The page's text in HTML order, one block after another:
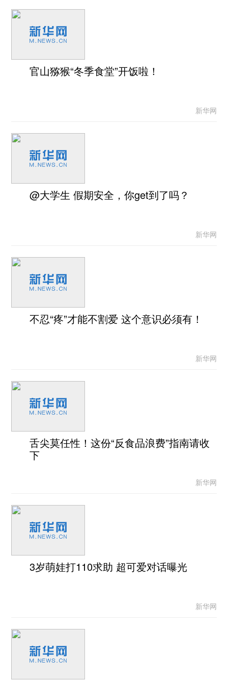
官山猕猴“冬季食堂”开饭啦！
新华网
@大学生 假期安全，你get到了吗？
新华网
不忍“疼”才能不割爱 这个意识必须有！
新华网
舌尖莫任性！这份“反食品浪费”指南请收
下
新华网
3岁萌娃打110求助 超可爱对话曝光
新华网